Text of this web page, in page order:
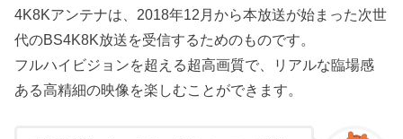
4K8Kアンテナは、2018年12月から本放送が始まった次世
代のBS4K8K放送を受信するためのものです。
フルハイビジョンを超える超高画質で、リアルな臨場感
ある高精細の映像を楽しむことができます。